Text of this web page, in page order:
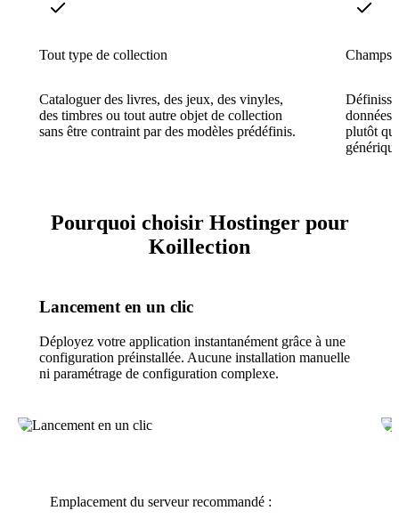
Tout type de collection
Cataloguer des livres, des jeux, des vinyles,
des timbres ou tout autre objet de collection
sans être contraint par des modèles prédéfinis.
Champs
données
plutôt
Pourquoi choisir Hostinger pour
Koillection
Lancement en un clic
Déployez votre application instantanément grâce à une
configuration préinstallée. Aucune installation manuelle
ni paramétrage de configuration complexe.
Emplacement du serveur recommandé :